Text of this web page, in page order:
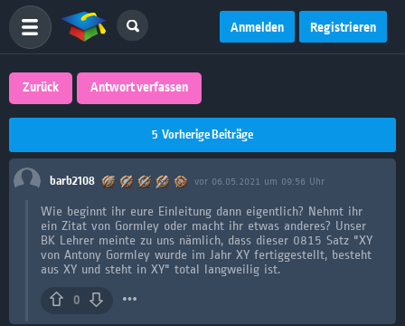
Anmelden Registrieren
Zurück Antwort verfassen
5 Vorherige Beiträge
barb2108 vor 06.05.2021 um 09:56 Uhr
Wie beginnt ihr eure Einleitung dann eigentlich? Nehmt ihr
ein Zitat von Gormley oder macht ihr etwas anderes? Unser
BK Lehrer meinte zu uns nämlich, dass dieser 0815 Satz "XY
von Antony Gormley wurde im Jahr XY fertiggestellt, besteht
aus XY und steht in XY" total langweilig ist.
0